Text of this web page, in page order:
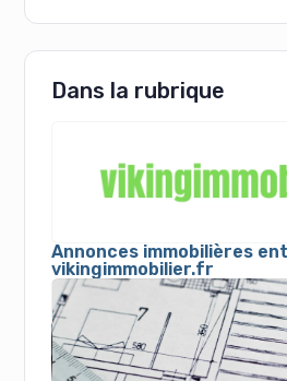
Dans la rubrique
Annonces immobilières
vikingimmobilier.fr